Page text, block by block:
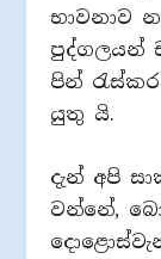
භාවනාව
පුද්ගලයන්
පින්
යුතු යි.
දැන් අපි
වන්නේ,